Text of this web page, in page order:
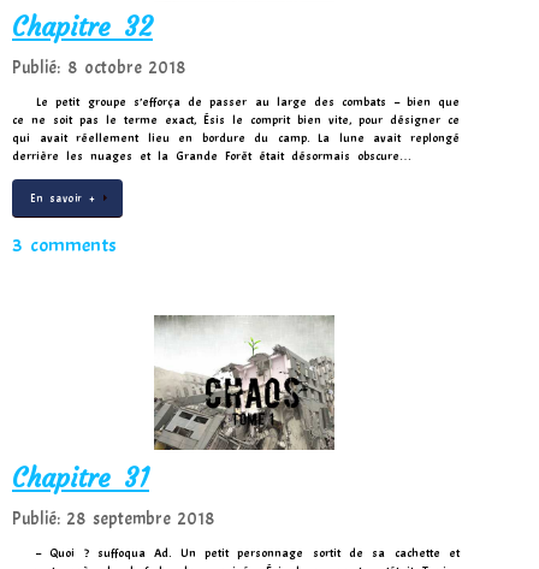
Chapitre 32
Publié: 8 octobre 2018
Le petit groupe s’efforça de passer au large des combats – bien que
ce ne soit pas le terme exact, Ésis le comprit bien vite, pour désigner ce
qui avait réellement lieu en bordure du camp. La lune avait replongé
derrière les nuages et la Grande Forêt était désormais obscure…
En savoir +
3 comments
Chapitre 31
Publié: 28 septembre 2018
– Quoi ? suffoqua Ad. Un petit personnage sortit de sa cachette et